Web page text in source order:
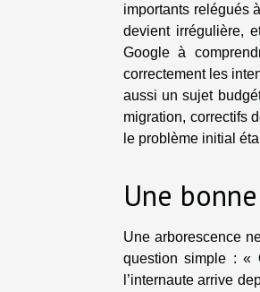
importants relégués
devient irrégulière,
Google à
correctement les
aussi un sujet
migration, correctifs
le problème initial
Une
Une arborescence
question simple : «
l’internaute arrive